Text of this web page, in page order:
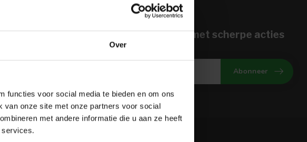
Over
functies voor social media te bieden en om ons
van onze site met onze partners voor social
met andere informatie die u aan ze heeft
Meld je aan voor onze nieuwbrief met scherpe acties
Blijf op de hoogte van onze actuele aanbiedingen
Abonneer